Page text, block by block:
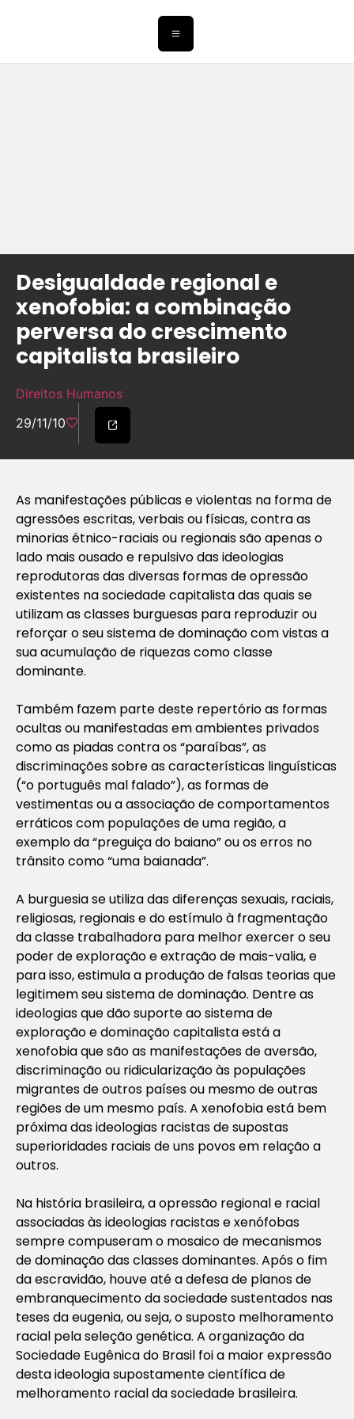
Desigualdade regional e
xenofobia: a combinação
perversa do crescimento
capitalista brasileiro
Direitos Humanos
29/11/10
As manifestações públicas e violentas na forma de
agressões escritas, verbais ou físicas, contra as
minorias étnico-raciais ou regionais são apenas o
lado mais ousado e repulsivo das ideologias
reprodutoras das diversas formas de opressão
existentes na sociedade capitalista das quais se
utilizam as classes burguesas para reproduzir ou
reforçar o seu sistema de dominação com vistas a
sua acumulação de riquezas como classe
dominante.
Também fazem parte deste repertório as formas
ocultas ou manifestadas em ambientes privados
como as piadas contra os “paraíbas”, as
discriminações sobre as características linguísticas
(“o português mal falado”), as formas de
vestimentas ou a associação de comportamentos
erráticos com populações de uma região, a
exemplo da “preguiça do baiano” ou os erros no
trânsito como “uma baianada”.
A burguesia se utiliza das diferenças sexuais, raciais,
religiosas, regionais e do estímulo à fragmentação
da classe trabalhadora para melhor exercer o seu
poder de exploração e extração de mais-valia, e
para isso, estimula a produção de falsas teorias que
legitimem seu sistema de dominação. Dentre as
ideologias que dão suporte ao sistema de
exploração e dominação capitalista está a
xenofobia que são as manifestações de aversão,
discriminação ou ridicularização às populações
migrantes de outros países ou mesmo de outras
regiões de um mesmo país. A xenofobia está bem
próxima das ideologias racistas de supostas
superioridades raciais de uns povos em relação a
outros.
Na história brasileira, a opressão regional e racial
associadas às ideologias racistas e xenófobas
sempre compuseram o mosaico de mecanismos
de dominação das classes dominantes. Após o fim
da escravidão, houve até a defesa de planos de
embranquecimento da sociedade sustentados nas
teses da eugenia, ou seja, o suposto melhoramento
racial pela seleção genética. A organização da
Sociedade Eugênica do Brasil foi a maior expressão
desta ideologia supostamente científica de
melhoramento racial da sociedade brasileira.